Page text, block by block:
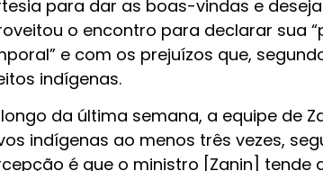
para dar as boas-vindas e
o encontro para declarar sua
e com os prejuízos que,
indígenas.
da última semana, a equipe de
indígenas ao menos três vezes,
é que o ministro [Zanin]